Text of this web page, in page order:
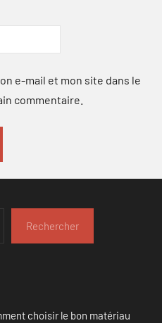
e-mail et mon site dans le
commentaire.
Rechercher
choisir le bon matériau